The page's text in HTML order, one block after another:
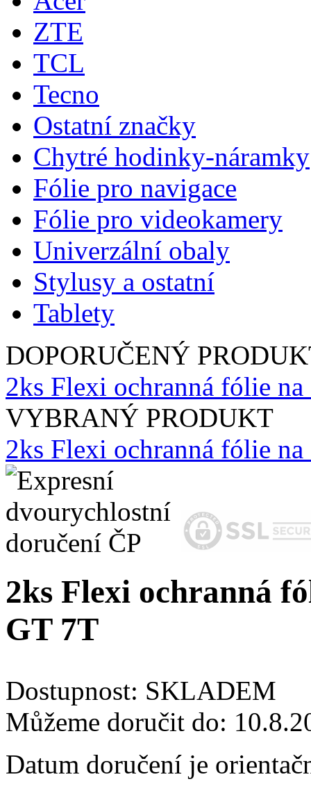
ZTE
TCL
Tecno
Ostatní značky
Chytré hodinky-náramky
Fólie pro navigace
Fólie pro videokamery
Univerzální obaly
Stylusy a ostatní
Tablety
DOPORUČENÝ
2ks Flexi ochranná fólie
VYBRANÝ PRODUKT
2ks Flexi ochranná fólie
2ks Flexi ochranná
GT 7T
Dostupnost: SKLADEM
Můžeme doručit do:
Datum doručení je